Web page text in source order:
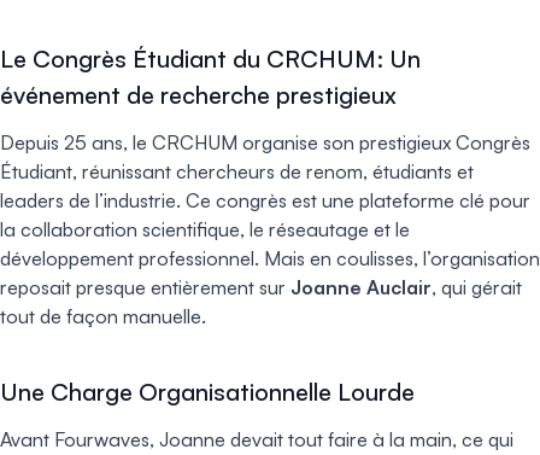
Le Congrès Étudiant du CRCHUM: Un
événement de recherche prestigieux
Depuis 25 ans, le CRCHUM organise son prestigieux Congrès
Étudiant, réunissant chercheurs de renom, étudiants et
leaders de l’industrie. Ce congrès est une plateforme clé pour
la collaboration scientifique, le réseautage et le
développement professionnel. Mais en coulisses, l’organisation
reposait presque entièrement sur Joanne Auclair, qui gérait
tout de façon manuelle.
Une Charge Organisationnelle Lourde
Avant Fourwaves, Joanne devait tout faire à la main, ce qui